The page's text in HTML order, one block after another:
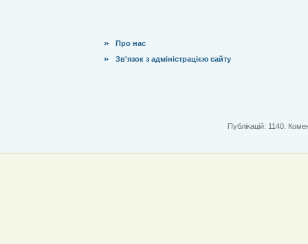
Про нас
Зв'язок з адміністрацією сайту
Публікацій: 1140.